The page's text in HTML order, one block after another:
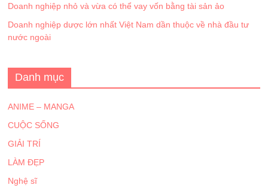
Doanh nghiệp nhỏ và vừa có thể vay vốn bằng tài sản ảo
Doanh nghiệp dược lớn nhất Việt Nam dần thuộc về nhà đầu tư
nước ngoài
Danh mục
ANIME – MANGA
CUỘC SỐNG
GIẢI TRÍ
LÀM ĐẸP
Nghệ sĩ